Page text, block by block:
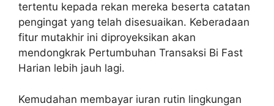
tertentu kepada rekan mereka beserta catatan
pengingat yang telah disesuaikan. Keberadaan
fitur mutakhir ini diproyeksikan akan
mendongkrak Pertumbuhan Transaksi Bi Fast
Harian lebih jauh lagi.
Kemudahan membayar iuran rutin lingkungan